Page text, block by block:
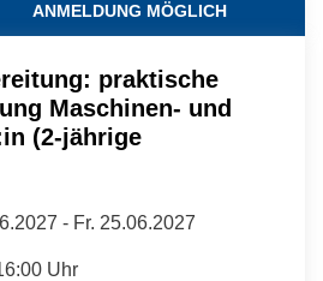
ANMELDUNG MÖGLICH
praktische
Maschinen- und
(2-jährige
- Fr. 25.06.2027
Uhr